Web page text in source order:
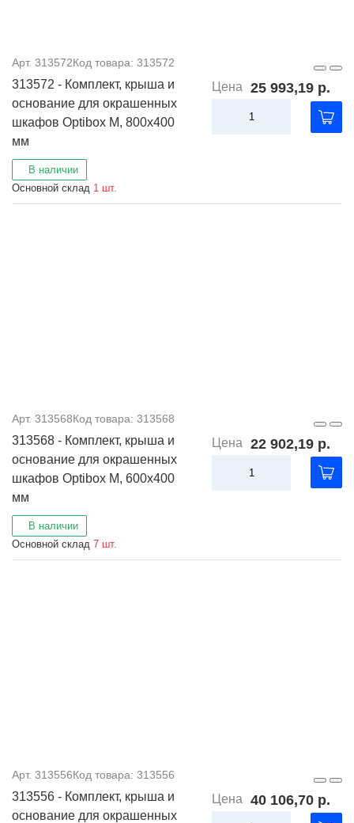
Арт. 313572Код товара: 313572
313572 - Комплект, крыша и
основание для окрашенных
шкафов Optibox M, 800x400
мм
В наличии
Основной склад 1 шт.
Цена 25 993,19 р.
Арт. 313568Код товара: 313568
313568 - Комплект, крыша и
основание для окрашенных
шкафов Optibox M, 600x400
мм
В наличии
Основной склад 7 шт.
Цена 22 902,19 р.
Арт. 313556Код товара: 313556
313556 - Комплект, крыша и
основание для окрашенных
Цена 40 106,70 р.